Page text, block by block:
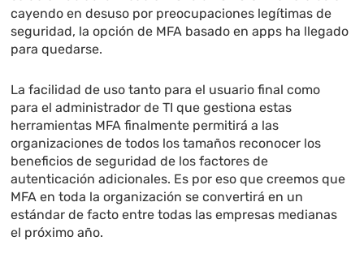
cayendo en desuso por preocupaciones legítimas de
seguridad, la opción de MFA basado en apps ha llegado
para quedarse.
La facilidad de uso tanto para el usuario final como
para el administrador de TI que gestiona estas
herramientas MFA finalmente permitirá a las
organizaciones de todos los tamaños reconocer los
beneficios de seguridad de los factores de
autenticación adicionales. Es por eso que creemos que
MFA en toda la organización se convertirá en un
estándar de facto entre todas las empresas medianas
el próximo año.